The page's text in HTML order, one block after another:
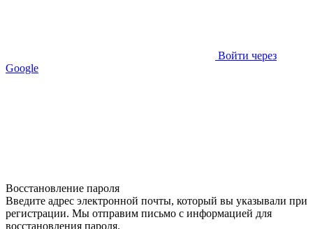
Войти через
Google
Восстановление пароля
Введите адрес электронной почты, который вы указывали при
регистрации. Мы отправим письмо с информацией для
восстановления пароля.